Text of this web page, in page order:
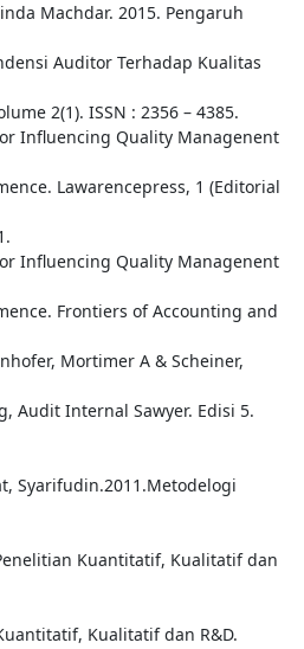
Machdar. 2015. Pengaruh
Auditor Terhadap Kualitas
2(1). ISSN : 2356 – 4385.
Influencing Quality Managenent
Lawarencepress, 1 (Editorial
Influencing Quality Managenent
Frontiers of Accounting and
Mortimer A & Scheiner,
Audit Internal Sawyer. Edisi 5.
Syarifudin.2011.Metodelogi
Kuantitatif, Kualitatif dan
Kualitatif dan R&D.